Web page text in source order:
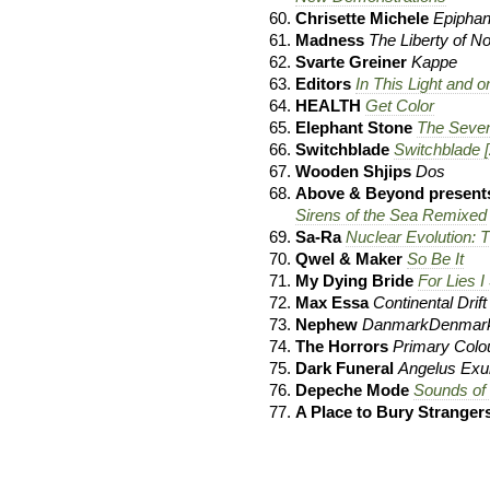
Chrisette Michele
Madness The Liberty of
Svarte Greiner Kappe
Editors In This Light and
HEALTH Get Color
Elephant Stone The
Switchblade Switchblade
Wooden Shjips Dos
Above & Beyond
Sirens of the Sea Remixed
Sa-Ra Nuclear Evolution:
Qwel & Maker So Be It
My Dying Bride For Lies I
Max Essa Continental Drift
Nephew
The Horrors Primary
Dark Funeral Angelus
Depeche Mode Sounds
A Place to Bury